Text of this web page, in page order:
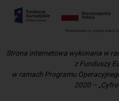
Strona internetowa wykonana w
z Funduszy
w ramach Programu
2020 –